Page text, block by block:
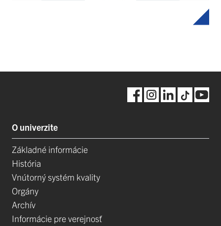
O univerzite
Základné informácie
História
Vnútorný systém kvality
Orgány
Archív
Informácie pre verejnosť